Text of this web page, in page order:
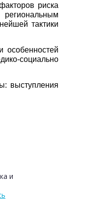
риска
тактики
особенностей
социально
выступления
и